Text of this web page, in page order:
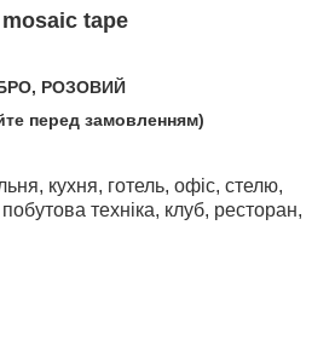
tape
РОЗОВИЙ
перед замовленням)
кухня, готель, офіс, стелю,
побутова техніка, клуб, ресторан,